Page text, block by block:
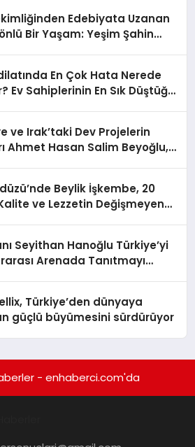
Edebiyata Uzanan
Bir Yaşam: Yeşim Şahin
En Çok Hata Nerede
Ev Sahiplerinin En Sık Düştüğü
ve Irak’taki Dev Projelerin
Ahmet Hasan Salim Beyoğlu,
GeçirecekBeylik İşkembe, 20
Kalite ve Lezzetin Değişmeyen
Seyithan Hanoğlu Türkiye’yi
Arenada Tanıtmayı
Türkiye’den dünyaya
güçlü büyümesini sürdürüyor
- enhaberci.com'da